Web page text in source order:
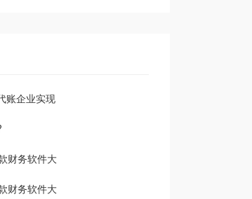
账企业实现
财务软件大
财务软件大